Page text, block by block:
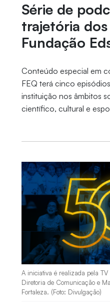
Série de
trajetória
Fundação
Conteúdo especial em
FEQ terá cinco
instituição nos âmbitos
científico, cultural e
A iniciativa é realizada pela
Diretoria de Comunicação e
Fortaleza. (Foto: Divulgação)